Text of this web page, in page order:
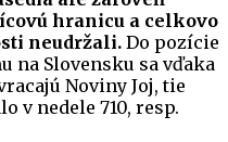
hranicu a celkovo
neudržali. Do pozície
na Slovensku sa vďaka
Noviny Joj, tie
v nedele 710, resp.